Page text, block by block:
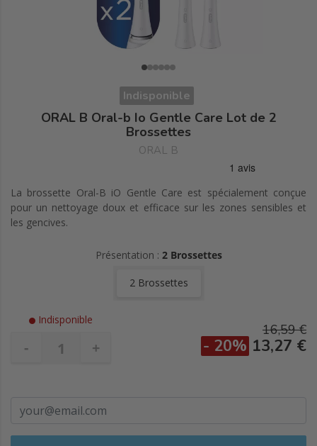
Indisponible
ORAL B Oral-b Io Gentle Care Lot de 2
Brossettes
ORAL B
La brossette Oral-B iO Gentle Care est spécialement conçue
pour un nettoyage doux et efficace sur les zones sensibles et
les gencives.
Présentation : 2 Brossettes
2 Brossettes
Indisponible
- +
16,59 €
- 20% 13,27 €